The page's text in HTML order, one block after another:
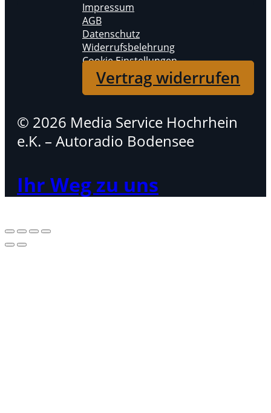
Impressum
AGB
Datenschutz
Widerrufsbelehrung
Cookie Einstellungen
Vertrag widerrufen
© 2026 Media Service Hochrhein
e.K. – Autoradio Bodensee
Ihr Weg zu uns